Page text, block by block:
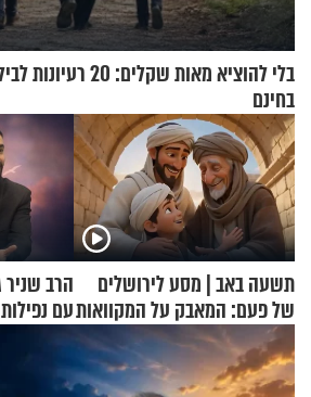
בלי להוציא מאות
בחינם
תשעה באב | מסע לירושלים
של פעם: המאבק על המקוואות
הרב
עם